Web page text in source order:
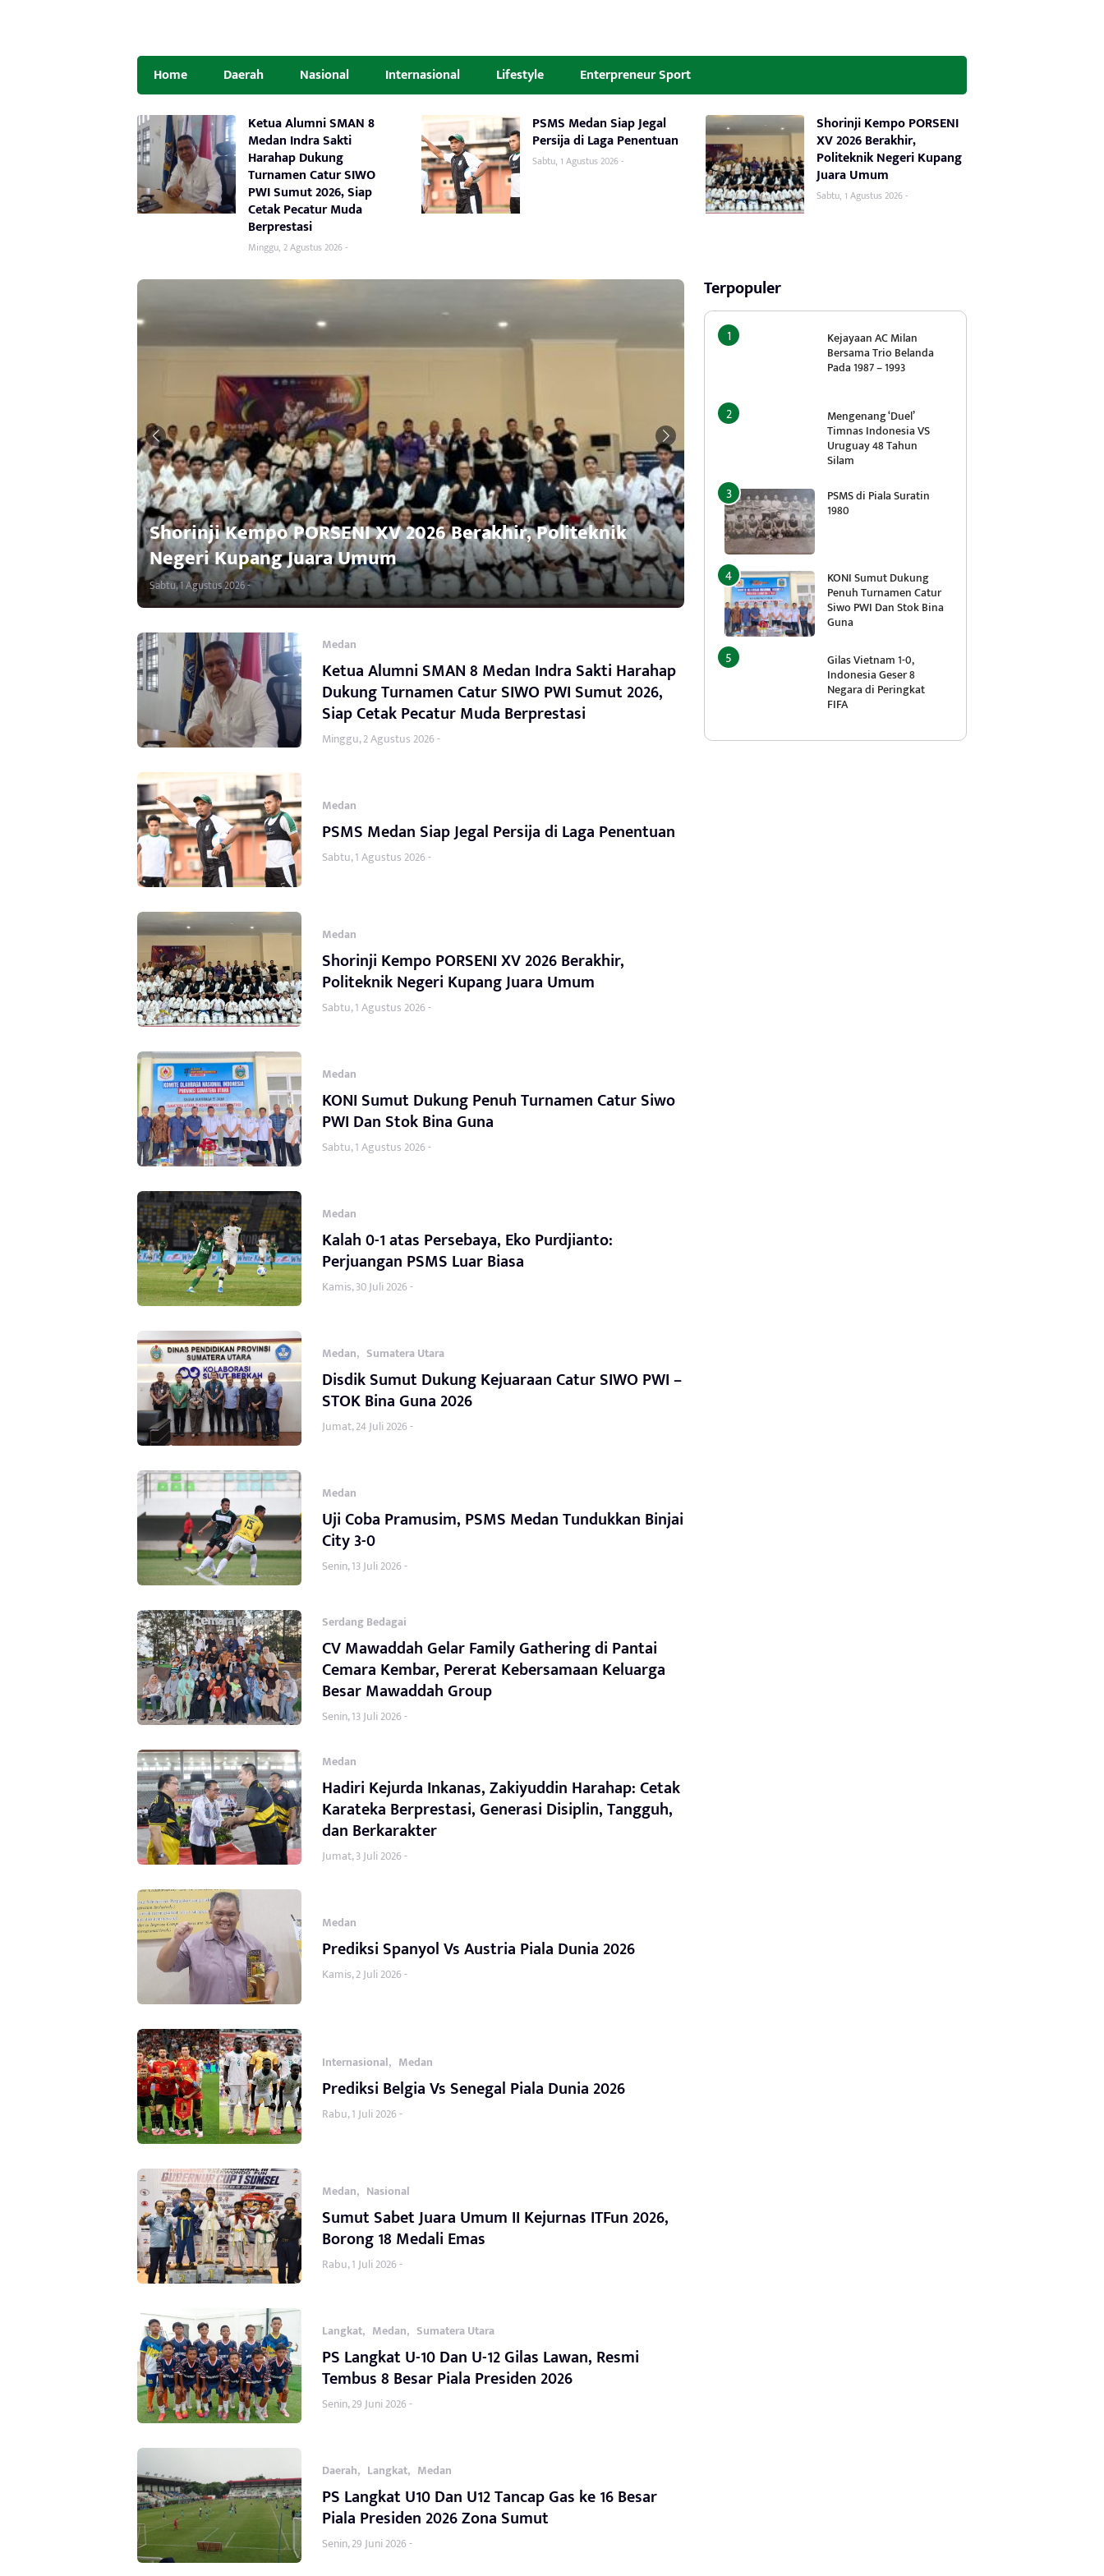
Home Daerah Nasional Internasional Lifestyle Enterpreneur Sport
Ketua Alumni SMAN 8
Medan Indra Sakti
Harahap Dukung
Turnamen Catur SIWO
PWI Sumut 2026, Siap
Cetak Pecatur Muda
Berprestasi
Minggu, 2 Agustus 2026 -
PSMS Medan Siap Jegal
Persija di Laga Penentuan
Sabtu, 1 Agustus 2026 -
Shorinji Kempo PORSENI
XV 2026 Berakhir,
Politeknik Negeri Kupang
Juara Umum
Sabtu, 1 Agustus 2026 -
Shorinji Kempo PORSENI XV 2026 Berakhir, Politeknik
Negeri Kupang Juara Umum
Sabtu, 1 Agustus 2026 -
KONI Sumut Dukung Penuh Turnamen Catur
Stok Bina Guna
Sabtu, 1 Agustus 2026 -
Medan
Ketua Alumni SMAN 8 Medan Indra Sakti Harahap
Dukung Turnamen Catur SIWO PWI Sumut 2026,
Siap Cetak Pecatur Muda Berprestasi
Minggu, 2 Agustus 2026 -
Medan
PSMS Medan Siap Jegal Persija di Laga Penentuan
Sabtu, 1 Agustus 2026 -
Medan
Shorinji Kempo PORSENI XV 2026 Berakhir,
Politeknik Negeri Kupang Juara Umum
Sabtu, 1 Agustus 2026 -
Medan
KONI Sumut Dukung Penuh Turnamen Catur Siwo
PWI Dan Stok Bina Guna
Sabtu, 1 Agustus 2026 -
Medan
Kalah 0-1 atas Persebaya, Eko Purdjianto:
Perjuangan PSMS Luar Biasa
Kamis, 30 Juli 2026 -
Medan, Sumatera Utara
Disdik Sumut Dukung Kejuaraan Catur SIWO PWI –
STOK Bina Guna 2026
Jumat, 24 Juli 2026 -
Medan
Uji Coba Pramusim, PSMS Medan Tundukkan Binjai
City 3-0
Senin, 13 Juli 2026 -
Serdang Bedagai
CV Mawaddah Gelar Family Gathering di Pantai
Cemara Kembar, Pererat Kebersamaan Keluarga
Besar Mawaddah Group
Senin, 13 Juli 2026 -
Medan
Hadiri Kejurda Inkanas, Zakiyuddin Harahap: Cetak
Karateka Berprestasi, Generasi Disiplin, Tangguh,
dan Berkarakter
Jumat, 3 Juli 2026 -
Medan
Prediksi Spanyol Vs Austria Piala Dunia 2026
Kamis, 2 Juli 2026 -
Internasional, Medan
Prediksi Belgia Vs Senegal Piala Dunia 2026
Rabu, 1 Juli 2026 -
Medan, Nasional
Sumut Sabet Juara Umum II Kejurnas ITFun 2026,
Borong 18 Medali Emas
Rabu, 1 Juli 2026 -
Langkat, Medan, Sumatera Utara
PS Langkat U-10 Dan U-12 Gilas Lawan, Resmi
Tembus 8 Besar Piala Presiden 2026
Senin, 29 Juni 2026 -
Daerah, Langkat, Medan
PS Langkat U10 Dan U12 Tancap Gas ke 16 Besar
Piala Presiden 2026 Zona Sumut
Senin, 29 Juni 2026 -
Terpopuler
Kejayaan AC Milan
Bersama Trio Belanda
Pada 1987 – 1993
Mengenang ‘Duel’
Timnas Indonesia VS
Uruguay 48 Tahun
Silam
PSMS di Piala Suratin
1980
KONI Sumut Dukung
Penuh Turnamen Catur
Siwo PWI Dan Stok Bina
Guna
Gilas Vietnam 1-0,
Indonesia Geser 8
Negara di Peringkat
FIFA